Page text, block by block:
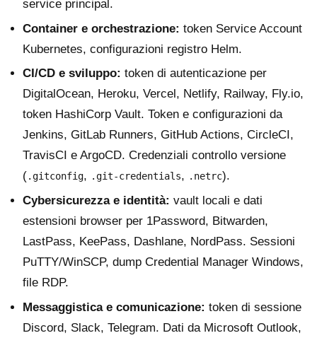
service principal.
Container e orchestrazione: token Service Account
Kubernetes, configurazioni registro Helm.
CI/CD e sviluppo: token di autenticazione per
DigitalOcean, Heroku, Vercel, Netlify, Railway, Fly.io,
token HashiCorp Vault. Token e configurazioni da
Jenkins, GitLab Runners, GitHub Actions, CircleCI,
TravisCI e ArgoCD. Credenziali controllo versione
(.gitconfig, .git-credentials, .netrc).
Cybersicurezza e identità: vault locali e dati
estensioni browser per 1Password, Bitwarden,
LastPass, KeePass, Dashlane, NordPass. Sessioni
PuTTY/WinSCP, dump Credential Manager Windows,
file RDP.
Messaggistica e comunicazione: token di sessione
Discord, Slack, Telegram. Dati da Microsoft Outlook,